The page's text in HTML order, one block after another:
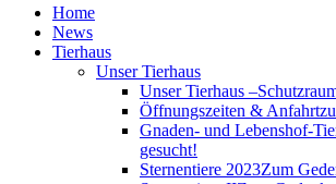
Home
News
Tierhaus
Unser Tierhaus
Unser Tierhaus –
Öffnungszeiten & Anfahrt
Gnaden- und Lebenshof-
gesucht!
Sternentiere 2023Zum